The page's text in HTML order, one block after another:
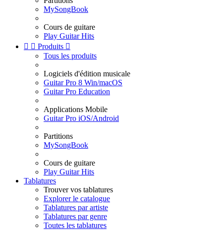
MySongBook
Cours de guitare
Play Guitar Hits
  Produits 
Tous les produits
Logiciels d'édition musicale
Guitar Pro 8 Win/macOS
Guitar Pro Education
Applications Mobile
Guitar Pro iOS/Android
Partitions
MySongBook
Cours de guitare
Play Guitar Hits
Tablatures
Trouver vos tablatures
Explorer le catalogue
Tablatures par artiste
Tablatures par genre
Toutes les tablatures